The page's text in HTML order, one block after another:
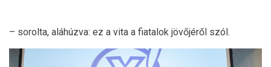
– sorolta, aláhúzva: ez a vita a fiatalok jövőjéről szól.